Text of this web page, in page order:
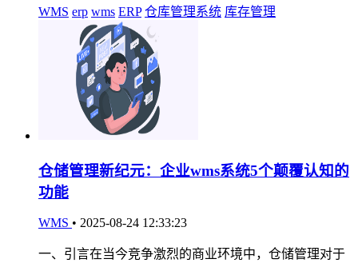
WMS erp wms ERP 仓库管理系统 库存管理
仓储管理新纪元：企业wms系统5个颠覆认知的
功能
WMS • 2025-08-24 12:33:23
一、引言在当今竞争激烈的商业环境中，仓储管理对于